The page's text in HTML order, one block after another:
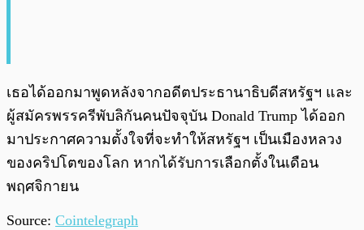
เธอได้ออกมาพูดหลังจากอดีตประธานาธิบดีสหรัฐฯ และ
ผู้สมัครพรรครีพับลิกันคนปัจจุบัน Donald Trump ได้ออก
มาประกาศความตั้งใจที่จะทำให้สหรัฐฯ เป็นเมืองหลวง
ของคริปโตของโลก หากได้รับการเลือกตั้งในเดือน
พฤศจิกายน
Source: Cointelegraph